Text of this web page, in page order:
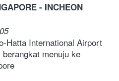
- INCHEON
Hatta International Airport
menuju ke